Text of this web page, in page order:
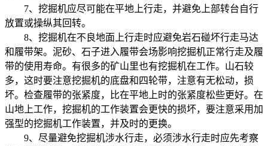
7、挖掘机应尽可能在平地上行走，并避免上部转台自行
放置或操纵其回转。
8、挖掘机在不良地面上行走时应避免岩石碰坏行走马达
和履带架。泥砂、石子进入履带会场影响挖掘机正常行走及履
带的使用寿命。有很多的矿山里也有挖掘机在工作。山石较
多，这时要注意挖掘机的底盘和四轮带，注意有无松动，损
坏。检查履带的张紧度，比在平地上时的张紧度松些更好。在
山地上工作，挖掘机的工作装置会更快的损坏，要注意采用加
强型的挖掘机工作装置，并及时的更换。
9、尽量避免挖掘机涉水行走，必须涉水行走时应先考察